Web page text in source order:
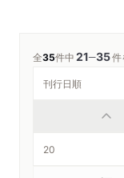
全35件中21─35件